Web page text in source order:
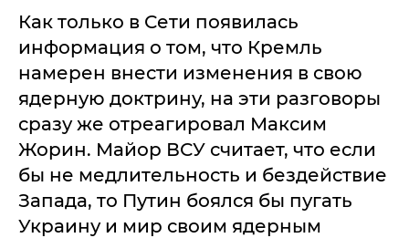
Как только в Сети появилась
информация о том, что Кремль
намерен внести изменения в свою
ядерную доктрину, на эти разговоры
сразу же отреагировал Максим
Жорин. Майор ВСУ считает, что если
бы не медлительность и бездействие
Запада, то Путин боялся бы пугать
Украину и мир своим ядерным